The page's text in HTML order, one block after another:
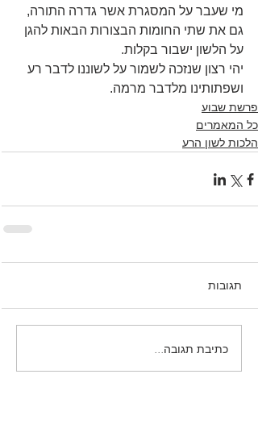
מי שעבר על המסגרת אשר גדרה התורה,
גם את שתי החומות הבצורות הבאות להגן
על הלשון ישבור בקלות.
יהי רצון שנזכה לשמור על לשוננו לדבר רע
ושפתותינו מלדבר מרמה.
פרשת שבוע
כל המאמרים
הלכות לשון הרע
תגובות
כתיבת תגובה...